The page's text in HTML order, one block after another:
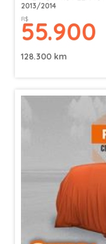
2013/2014
R$
55.900
128.300 km